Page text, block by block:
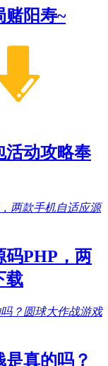
赌阳寿~
活动攻略奉
码PHP，两
载
是真的吗？